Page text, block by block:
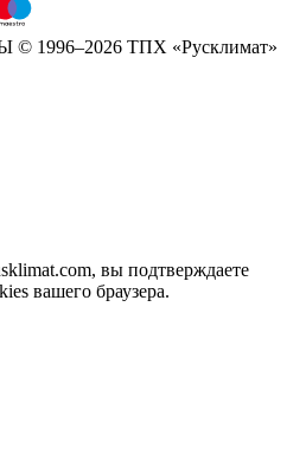
© 1996–2026 ТПХ «Русклимат»
вы подтверждаете
вашего браузера.